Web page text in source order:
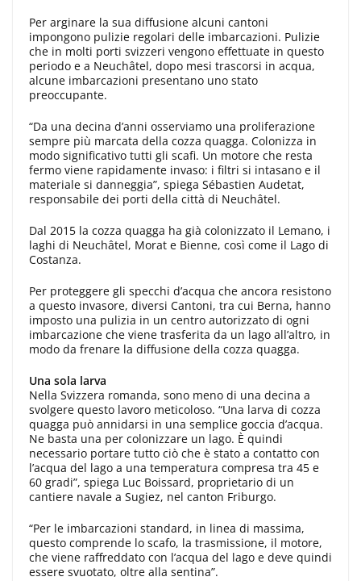
Per arginare la sua diffusione alcuni cantoni
impongono pulizie regolari delle imbarcazioni. Pulizie
che in molti porti svizzeri vengono effettuate in questo
periodo e a Neuchâtel, dopo mesi trascorsi in acqua,
alcune imbarcazioni presentano uno stato
preoccupante.
“Da una decina d’anni osserviamo una proliferazione
sempre più marcata della cozza quagga. Colonizza in
modo significativo tutti gli scafi. Un motore che resta
fermo viene rapidamente invaso: i filtri si intasano e il
materiale si danneggia”, spiega Sébastien Audetat,
responsabile dei porti della città di Neuchâtel.
Dal 2015 la cozza quagga ha già colonizzato il Lemano, i
laghi di Neuchâtel, Morat e Bienne, così come il Lago di
Costanza.
Per proteggere gli specchi d’acqua che ancora resistono
a questo invasore, diversi Cantoni, tra cui Berna, hanno
imposto una pulizia in un centro autorizzato di ogni
imbarcazione che viene trasferita da un lago all’altro, in
modo da frenare la diffusione della cozza quagga.
Una sola larva
Nella Svizzera romanda, sono meno di una decina a
svolgere questo lavoro meticoloso. “Una larva di cozza
quagga può annidarsi in una semplice goccia d’acqua.
Ne basta una per colonizzare un lago. È quindi
necessario portare tutto ciò che è stato a contatto con
l’acqua del lago a una temperatura compresa tra 45 e
60 gradi”, spiega Luc Boissard, proprietario di un
cantiere navale a Sugiez, nel canton Friburgo.
“Per le imbarcazioni standard, in linea di massima,
questo comprende lo scafo, la trasmissione, il motore,
che viene raffreddato con l’acqua del lago e deve quindi
essere svuotato, oltre alla sentina”.